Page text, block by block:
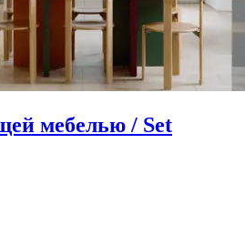
мебелью / Set